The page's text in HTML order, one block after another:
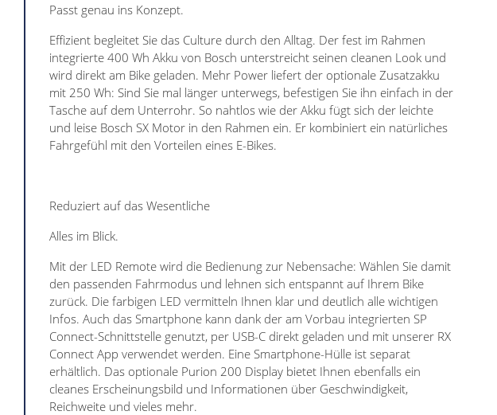
Passt genau ins Konzept.
Effizient begleitet Sie das Culture durch den Alltag. Der fest im Rahmen
integrierte 400 Wh Akku von Bosch unterstreicht seinen cleanen Look und
wird direkt am Bike geladen. Mehr Power liefert der optionale Zusatzakku
mit 250 Wh: Sind Sie mal länger unterwegs, befestigen Sie ihn einfach in der
Tasche auf dem Unterrohr. So nahtlos wie der Akku fügt sich der leichte
und leise Bosch SX Motor in den Rahmen ein. Er kombiniert ein natürliches
Fahrgefühl mit den Vorteilen eines E-Bikes.
Reduziert auf das Wesentliche
Alles im Blick.
Mit der LED Remote wird die Bedienung zur Nebensache: Wählen Sie damit
den passenden Fahrmodus und lehnen sich entspannt auf Ihrem Bike
zurück. Die farbigen LED vermitteln Ihnen klar und deutlich alle wichtigen
Infos. Auch das Smartphone kann dank der am Vorbau integrierten SP
Connect-Schnittstelle genutzt, per USB-C direkt geladen und mit unserer RX
Connect App verwendet werden. Eine Smartphone-Hülle ist separat
erhältlich. Das optionale Purion 200 Display bietet Ihnen ebenfalls ein
cleanes Erscheinungsbild und Informationen über Geschwindigkeit,
Reichweite und vieles mehr.